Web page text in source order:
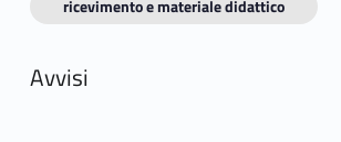
ricevimento e materiale didattico
Avvisi